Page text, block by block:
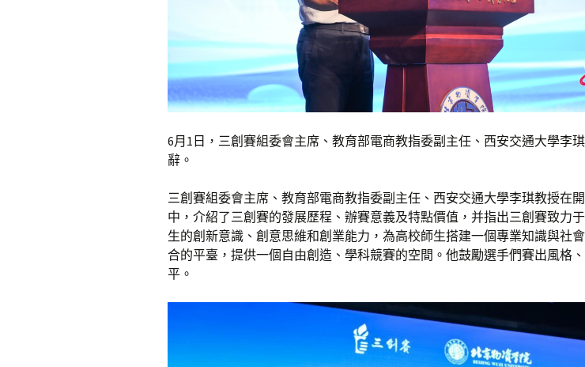
6月1日，三創賽組委會主席、教育部電商教指委副主任、西安交通大學李
辭。
三創賽組委會主席、教育部電商教指委副主任、西安交通大學李琪教授在
中，介紹了三創賽的發展歷程、辦賽意義及特點價值，并指出三創賽致力
生的創新意識、創意思維和創業能力，為高校師生搭建一個專業知識與社
合的平臺，提供一個自由創造、學科競賽的空間。他鼓勵選手們賽出風格
平。